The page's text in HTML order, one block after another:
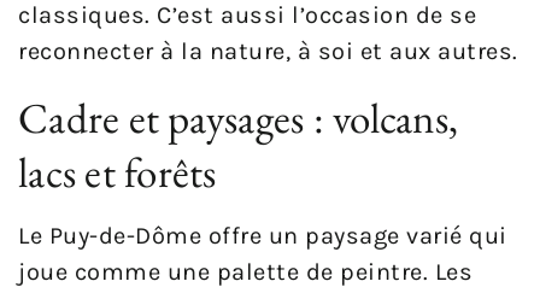
classiques. C’est aussi l’occasion de se
reconnecter à la nature, à soi et aux autres.
Cadre et paysages : volcans,
lacs et forêts
Le Puy-de-Dôme offre un paysage varié qui
joue comme une palette de peintre. Les